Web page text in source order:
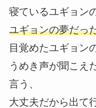
寝ているユギョン
ユギョンの夢だっ
目覚めたユギョン
うめき声が聞こえ
言う、
大丈夫だから出て